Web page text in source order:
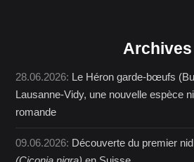
Archives
28.06.2026: Le Héron garde-bœufs
Lausanne-Vidy, une nouvelle espèce
romande
09.06.2026: Découverte du premier